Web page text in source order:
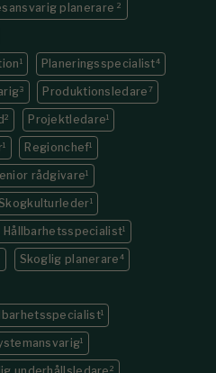
planerare2
1 Planeringsspecialist4
3 Produktionsledare 7
2 Projektledare1
1 Regionchef1
rådgivare1
1
Hållbarhetsspecialist1
Skoglig planerare 4
1
1
2